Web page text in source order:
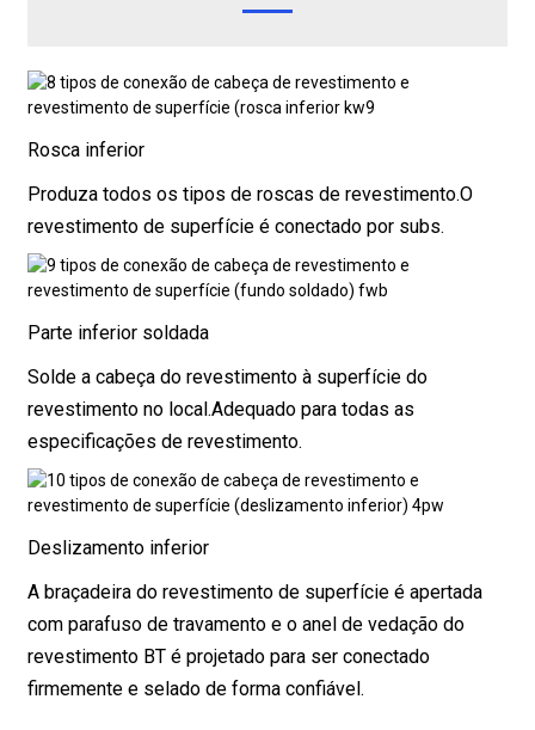
Rosca inferior
Produza todos os tipos de roscas de revestimento.O
revestimento de superfície é conectado por subs.
Parte inferior soldada
Solde a cabeça do revestimento à superfície do
revestimento no local.Adequado para todas as
especificações de revestimento.
Deslizamento inferior
A braçadeira do revestimento de superfície é apertada
com parafuso de travamento e o anel de vedação do
revestimento BT é projetado para ser conectado
firmemente e selado de forma confiável.